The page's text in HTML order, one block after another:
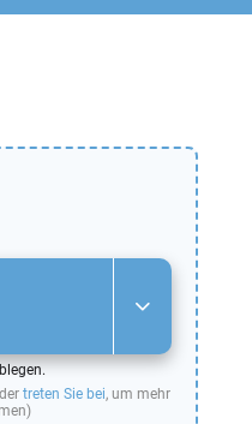
treten Sie bei, um mehr